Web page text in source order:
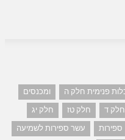
פנימית חלק ה
ומכנסים
חלק ד חלק טז
חלק יג
ספירות
עשר ספירות לשמיעה